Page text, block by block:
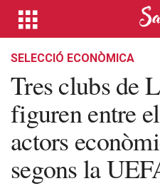
SELECCIÓ ECONÒMICA
Tres clubs de
figuren entre
actors
segons la